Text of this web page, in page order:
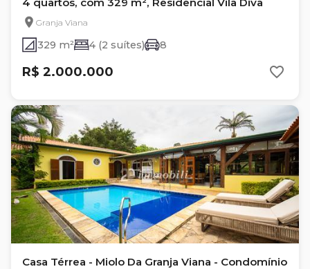
Granja Viana
329 m² 4 (2 suítes) 8
R$ 2.000.000
Casa Térrea - Miolo Da Granja Viana - Condomínio